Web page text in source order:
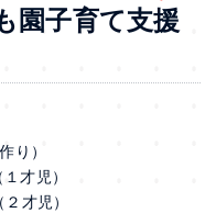
園子育て支援
り）
才児）
才児）